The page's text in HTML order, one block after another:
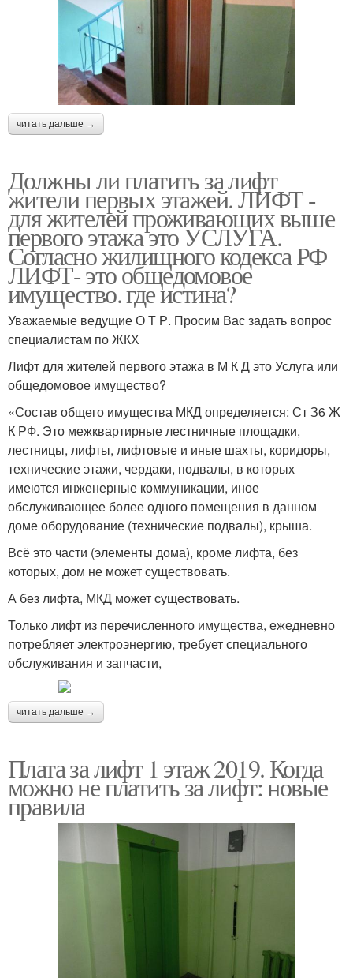
читать дальше →
Должны ли платить за лифт
жители первых этажей. ЛИФТ -
для жителей проживающих выше
первого этажа это УСЛУГА.
Согласно жилищного кодекса РФ
ЛИФТ- это общедомовое
имущество. где истина?
Уважаемые ведущие О Т Р. Просим Вас задать вопрос
специалистам по ЖКХ
Лифт для жителей первого этажа в М К Д это Услуга или
общедомовое имущество?
«Состав общего имущества МКД определяется: Ст З6 Ж
К РФ. Это межквартирные лестничные площадки,
лестницы, лифты, лифтовые и иные шахты, коридоры,
технические этажи, чердаки, подвалы, в которых
имеются инженерные коммуникации, иное
обслуживающее более одного помещения в данном
доме оборудование (технические подвалы), крыша.
Всё это части (элементы дома), кроме лифта, без
которых, дом не может существовать.
А без лифта, МКД может существовать.
Только лифт из перечисленного имущества, ежедневно
потребляет электроэнергию, требует специального
обслуживания и запчасти,
читать дальше →
Плата за лифт 1 этаж 2019. Когда
можно не платить за лифт: новые
правила